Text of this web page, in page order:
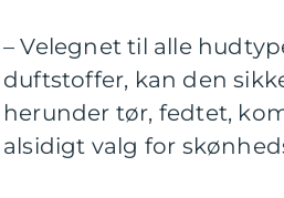
– Velegnet til alle
duftstoffer, kan den
herunder tør, fedtet,
alsidigt valg for